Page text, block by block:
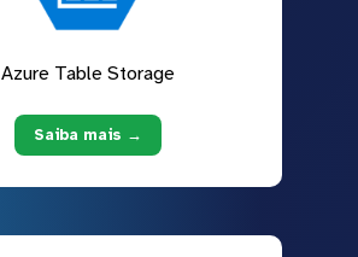
Azure Table Storage
Saiba mais →